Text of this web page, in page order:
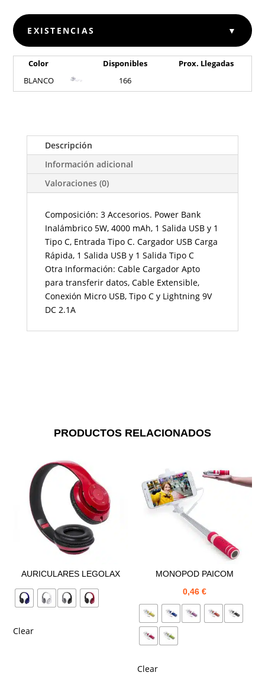
EXISTENCIAS ▼
Color Disponibles
Prox. Llegadas
BLANCO
166
Descripción
Información adicional
Valoraciones (0)
Composición: 3 Accesorios. Power Bank
Inalámbrico 5W, 4000 mAh, 1 Salida USB y 1
Tipo C, Entrada Tipo C. Cargador USB Carga
Rápida, 1 Salida USB y 1 Salida Tipo C
Otra Información: Cable Cargador Apto
para transferir datos, Cable Extensible,
Conexión Micro USB, Tipo C y Lightning 9V
DC 2.1A
PRODUCTOS RELACIONADOS
AURICULARES LEGOLAX
Clear
MONOPOD PAICOM
0,46 €
Clear